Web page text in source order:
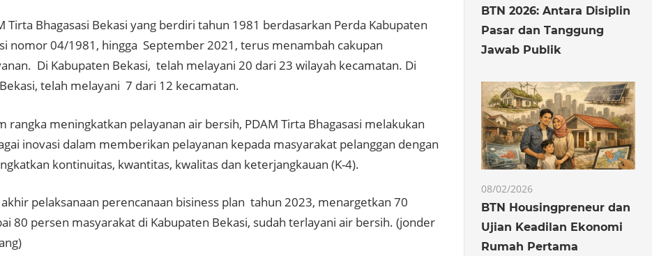
Tirta Bhagasasi Bekasi yang berdiri tahun 1981 berdasarkan Perda Kabupaten
nomor 04/1981, hingga September 2021, terus menambah cakupan
Di Kabupaten Bekasi, telah melayani 20 dari 23 wilayah kecamatan. Di
telah melayani 7 dari 12 kecamatan.
rangka meningkatkan pelayanan air bersih, PDAM Tirta Bhagasasi melakukan
inovasi dalam memberikan pelayanan kepada masyarakat pelanggan dengan
kontinuitas, kwantitas, kwalitas dan keterjangkauan (K-4).
akhir pelaksanaan perencanaan bisiness plan tahun 2023, menargetkan 70
80 persen masyarakat di Kabupaten Bekasi, sudah terlayani air bersih. (jonder
BTN 2026: Antara Disiplin
Pasar dan Tanggung
Jawab Publik
08/02/2026
BTN Housingpreneur dan
Ujian Keadilan Ekonomi
Rumah Pertama